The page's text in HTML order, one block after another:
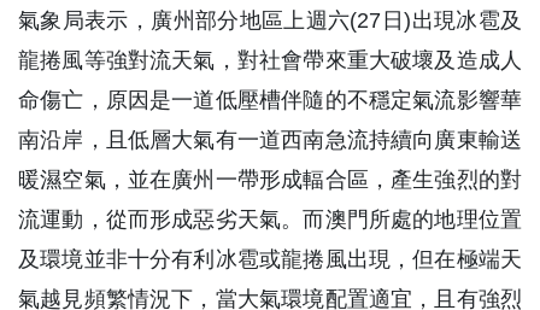
氣象局表示，廣州部分地區上週六(27日)出現冰雹及
龍捲風等強對流天氣，對社會帶來重大破壞及造成人
命傷亡，原因是一道低壓槽伴隨的不穩定氣流影響華
南沿岸，且低層大氣有一道西南急流持續向廣東輸送
暖濕空氣，並在廣州一帶形成輻合區，產生強烈的對
流運動，從而形成惡劣天氣。而澳門所處的地理位置
及環境並非十分有利冰雹或龍捲風出現，但在極端天
氣越見頻繁情況下，當大氣環境配置適宜，且有強烈